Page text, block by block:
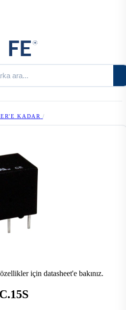
KADAR
/
için datasheet'e bakınız.